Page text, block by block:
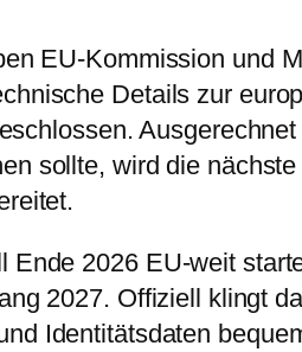
EU-Kommission und
Details zur
sollte, wird die nächste
Ende 2026 EU-weit
2027. Offiziell klingt
Identitätsdaten